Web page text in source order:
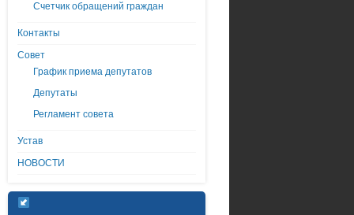
Счетчик обращений граждан
Контакты
Совет
График приема депутатов
Депутаты
Регламент совета
Устав
НОВОСТИ